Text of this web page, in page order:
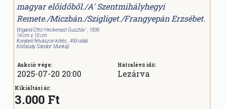
magyar előidőből./A' Szentmihályhegyi
Remete./Miczbán./Szigliget./Frangyepán Erzsébet.
Wigand Otto'-Heckenast Gusztáv' , 1836
14 cm x 10 cm
Korabeli félvászon kötés , 493 oldal
Kisfaludy Sándor' Munkáji
Aukció vége:
2025-07-20 20:00
Hátralévő idő:
Lezárva
Kikiáltási ár:
3.000 Ft